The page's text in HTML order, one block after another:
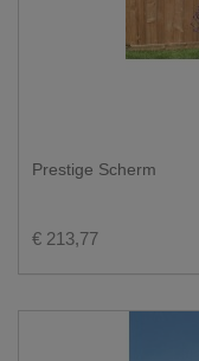
Prestige Scherm
€ 213,77